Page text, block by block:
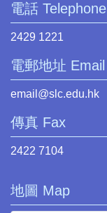
電話 Telephone
2429 1221
電郵地址 Email
email@slc.edu.hk
傳真 Fax
2422 7104
地圖 Map